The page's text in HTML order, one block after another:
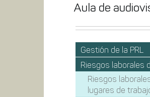
Aula de
Gestión de la PRL
Riesgos laborales
Riesgos
lugares de